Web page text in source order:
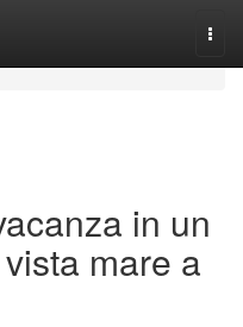
in un
mare a